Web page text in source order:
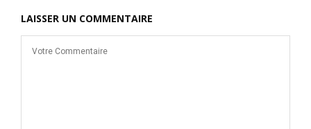
LAISSER UN COMMENTAIRE